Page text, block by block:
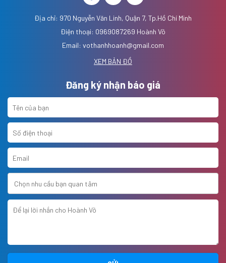
Địa chỉ: 970 Nguyễn Văn Linh, Quận 7, Tp.Hồ Chí Minh
Điện thoại: 0969087269 Hoành Võ
Email: vothanhhoanh@gmail.com
XEM BẢN ĐỒ
Đăng ký nhận báo giá